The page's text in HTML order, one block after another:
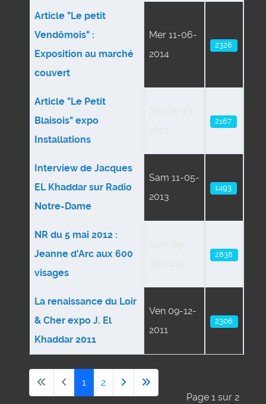
Article "Le petit
Vendômois" :
Exposition au marché
couvert
Mer 11-06-
2014
2326
Article "Le Petit
Blaisois" expo
Installations
2167
Interview de Jacques
EL Khaddar sur Radio
Notre-Dame
Sam 11-05-
2013
1493
NR du 5 mai 2012 :
Jeanne d'Arc aux 600
visages
2838
La renaissance du Loir
& Cher expo J. El
Khaddar 2011
Ven 09-12-
2011
2306
Page 1 sur 2
1 2